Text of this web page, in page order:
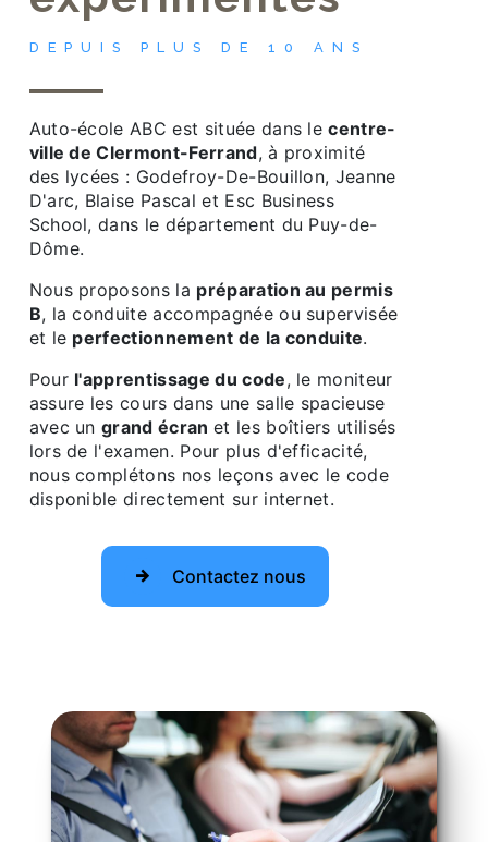
DEPUIS PLUS DE 10 ANS
Auto-école ABC est située dans lecentre-
ville de Clermont-Ferrand, à proximité
des lycées : Godefroy-De-Bouillon, Jeanne
D'arc, Blaise Pascal et Esc Business
School, dans le département du Puy-de-
Dôme.
Nous proposons la préparation au permis
B, la conduite accompagnée ou supervisée
et le perfectionnement de la conduite.
Pour l'apprentissage du code, le moniteur
assure les cours dans une salle spacieuse
avec ungrand écran et les boîtiers utilisés
lors de l'examen. Pour plus d'efficacité,
nous complétons nos leçons avec le code
disponible directement sur internet.
Contactez nous